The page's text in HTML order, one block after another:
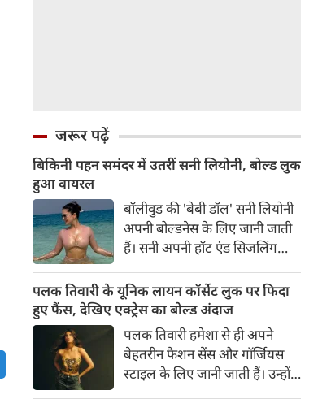
जरूर पढ़ें
बिकिनी पहन समंदर में उतरीं सनी लियोनी, बोल्ड लुक
हुआ वायरल
बॉलीवुड की 'बेबी डॉल' सनी लियोनी
अपनी बोल्डनेस के लिए जानी जाती
हैं। सनी अपनी हॉट एंड सिजलिंग
रहती हैं। फैंस सनी लियोनी की तस्वीरों
का बेसब्री से इंतजार करते हैं। इस बार
सनी लियोनी ने मालदीव वेकेशन से
अपनी कुछ बोल्ड तस्वीरें शेयर की है।
पलक तिवारी के यूनिक लायन कॉर्सेट लुक पर फिदा
हुए फैंस, देखिए एक्ट्रेस का बोल्ड अंदाज
पलक तिवारी हमेशा से ही अपने
बेहतरीन फैशन सेंस और गॉर्जियस
स्टाइल के लिए जानी जाती हैं। उन्होंने